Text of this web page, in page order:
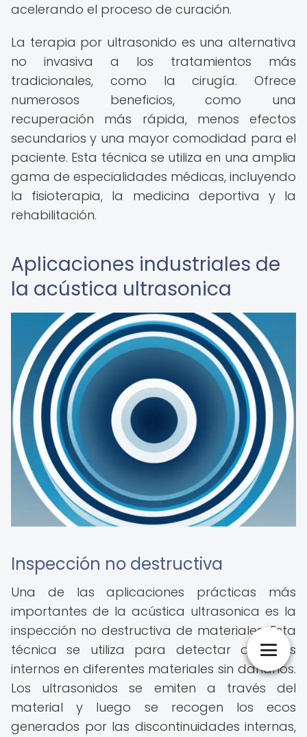
acelerando el proceso de curación.
La terapia por ultrasonido es una alternativa
no invasiva a los tratamientos más
tradicionales, como la cirugía. Ofrece
numerosos beneficios, como una
recuperación más rápida, menos efectos
secundarios y una mayor comodidad para el
paciente. Esta técnica se utiliza en una amplia
gama de especialidades médicas, incluyendo
la fisioterapia, la medicina deportiva y la
rehabilitación.
Aplicaciones industriales de
la acústica ultrasonica
Inspección no destructiva
Una de las aplicaciones prácticas más
importantes de la acústica ultrasonica es la
inspección no destructiva de materiales. Esta
técnica se utiliza para detectar defectos
internos en diferentes materiales sin dañarlos.
Los ultrasonidos se emiten a través del
material y luego se recogen los ecos
generados por las discontinuidades internas,